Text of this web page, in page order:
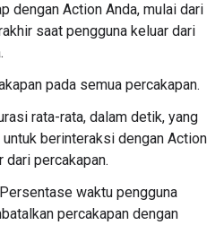
dengan Action Anda, mulai dari
saat pengguna keluar dari
pada semua percakapan.
rata-rata, dalam detik, yang
berinteraksi dengan Action
dari percakapan.
waktu pengguna
percakapan dengan